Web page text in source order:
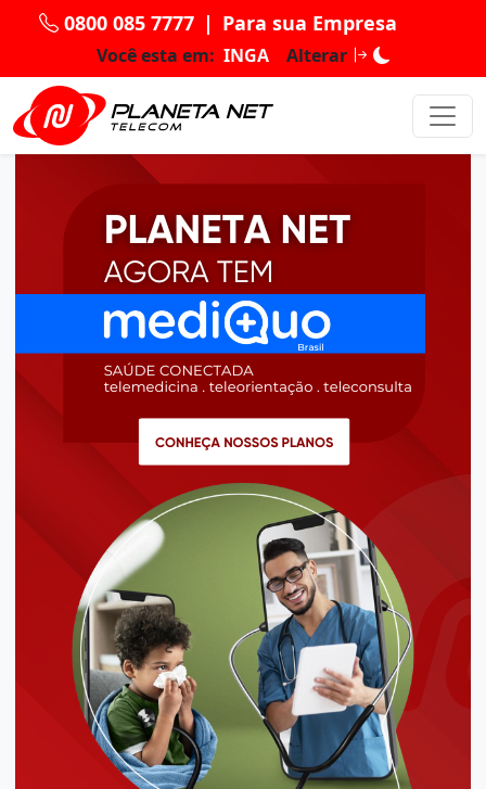
0800 085 7777 | Para sua Empresa
Você esta em: INGA Alterar